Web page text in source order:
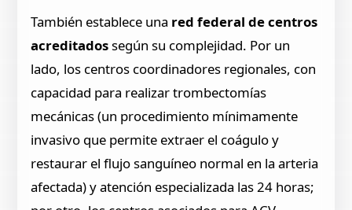
También establece una red federal de centros
acreditadossegún su complejidad. Por un
lado, los centros coordinadores regionales, con
capacidad para realizar trombectomías
mecánicas (un procedimiento mínimamente
invasivo que permite extraer el coágulo y
restaurar el flujo sanguíneo normal en la arteria
afectada) y atención especializada las 24 horas;